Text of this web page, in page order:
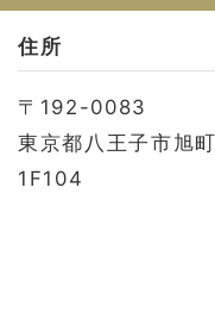
住所
〒192-0083
東京都八王子市旭
1F104